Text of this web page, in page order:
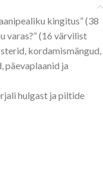
kingitus” (38
varas?” (16 värvilist
kordamismängud,
päevaplaanid ja
hulgast ja piltide